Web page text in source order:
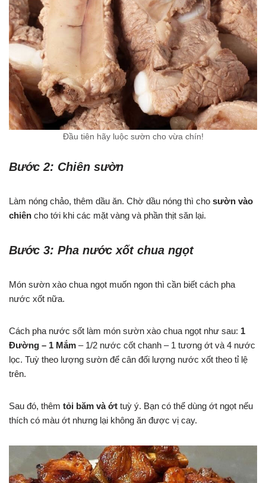
Đầu tiên hãy luộc sườn cho vừa chín!
Bước 2: Chiên sườn
Làm nóng chảo, thêm dầu ăn. Chờ dầu nóng thì cho sườn vào
chiên cho tới khi các mặt vàng và phần thịt săn lại.
Bước 3: Pha nước xốt chua ngọt
Món sườn xào chua ngọt muốn ngon thì cần biết cách pha
nước xốt nữa.
Cách pha nước sốt làm món sườn xào chua ngọt như sau: 1
Đường – 1 Mắm – 1/2 nước cốt chanh – 1 tương ớt và 4 nước
lọc. Tuỳ theo lượng sườn để cân đối lượng nước xốt theo tỉ lệ
trên.
Sau đó, thêm tỏi băm và ớt tuỳ ý. Bạn có thể dùng ớt ngọt nếu
thích có màu ớt nhưng lại không ăn được vị cay.